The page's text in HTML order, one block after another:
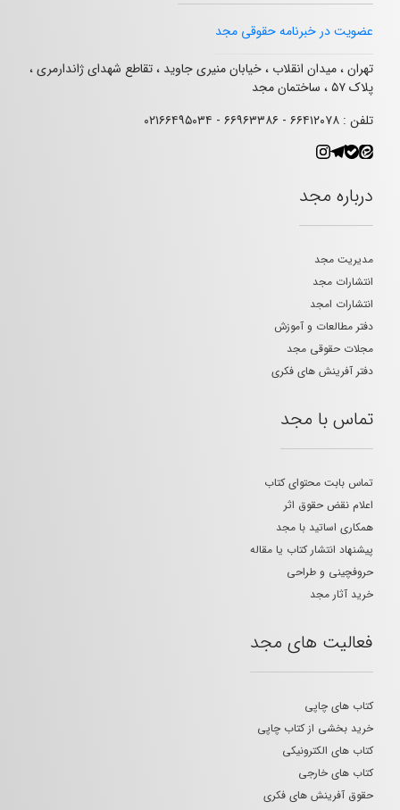
عضویت در خبرنامه حقوقی مجد
تهران ، میدان انقلاب ، خیابان منیری جاوید ، تقاطع شهدای ژاندارمری ،
پلاک ۵۷ ، ساختمان مجد
تلفن : ۶۶۴۱۲۰۷۸ - ۶۶۹۶۳۳۸۶ - ۰۲۱۶۶۴۹۵۰۳۴
درباره مجد
مدیریت مجد
انتشارات مجد
انتشارات امجد
دفتر مطالعات و آموزش
مجلات حقوقی مجد
دفتر آفرینش های فکری
تماس با مجد
تماس بابت محتوای کتاب
اعلام نقض حقوق اثر
همکاری اساتید با مجد
پیشنهاد انتشار کتاب یا مقاله
حروفچینی و طراحی
خرید آثار مجد
فعالیت های مجد
کتاب های چاپی
خرید بخشی از کتاب چاپی
کتاب های الکترونیکی
کتاب های خارجی
حقوق آفرینش های فکری